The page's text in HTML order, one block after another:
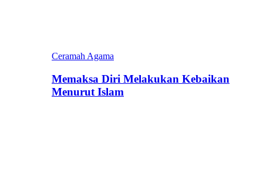
Ceramah Agama
Memaksa Diri Melakukan Kebaikan
Menurut Islam